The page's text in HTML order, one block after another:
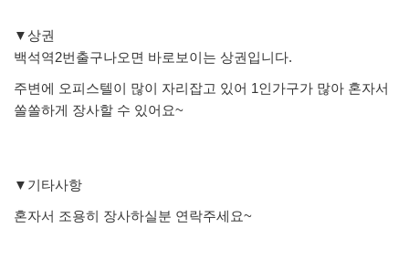
▼상권
백석역2번출구나오면 바로보이는 상권입니다.
주변에 오피스텔이 많이 자리잡고 있어 1인가구가 많아 혼자서
쏠쏠하게 장사할 수 있어요~
▼기타사항
혼자서 조용히 장사하실분 연락주세요~